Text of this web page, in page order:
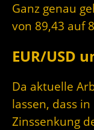
Ganz genau
von 89,43 auf
EUR/USD
Da aktuelle
lassen, dass
Zinssenkung